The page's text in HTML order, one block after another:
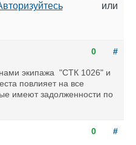
или
0 #
экипажа "СТК 1026" и
повлияет на все
имеют задолженности по
0 #